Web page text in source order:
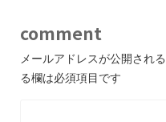
comment
メールアドレスが公開され
る欄は必須項目です